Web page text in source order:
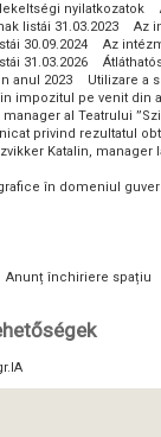
nyilatkozatok
listái 31.03.2023
Az
30.09.2024
Az
31.03.2026
anul 2023
Utilizare a
impozitul pe venit din
al Teatrului
privind rezultatul
Katalin, manager
în domeniul
Anunț închiriere spațiu